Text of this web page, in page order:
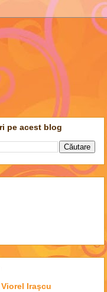
pe acest blog
Viorel Iraşcu